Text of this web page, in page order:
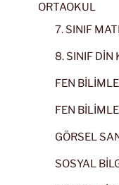
ORTAOKUL
7. SINIF
8. SINIF DİN
FEN
FEN
GÖRSEL
SOSYAL